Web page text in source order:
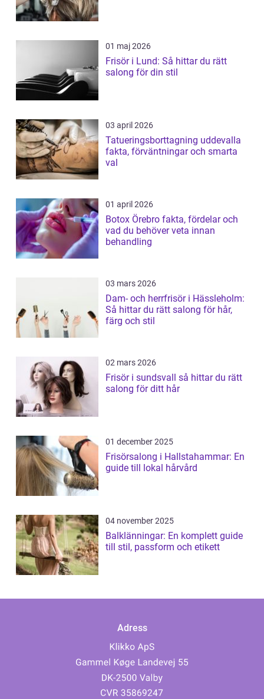
01 maj 2026
Frisör i Lund: Så hittar du rätt
salong för din stil
03 april 2026
Tatueringsborttagning uddevalla
fakta, förväntningar och smarta
val
01 april 2026
Botox Örebro fakta, fördelar och
vad du behöver veta innan
behandling
03 mars 2026
Dam- och herrfrisör i Hässleholm:
Så hittar du rätt salong för hår,
färg och stil
02 mars 2026
Frisör i sundsvall så hittar du rätt
salong för ditt hår
01 december 2025
Frisörsalong i Hallstahammar: En
guide till lokal hårvård
04 november 2025
Balklänningar: En komplett guide
till stil, passform och etikett
Adress